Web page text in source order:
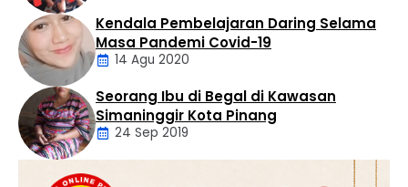
Daerah
Artikel
Kendala Pembelajaran Daring Selama
Masa Pandemi Covid-19
14 Agu 2020
Daerah
Seorang Ibu di Begal di Kawasan
Simaninggir Kota Pinang
24 Sep 2019